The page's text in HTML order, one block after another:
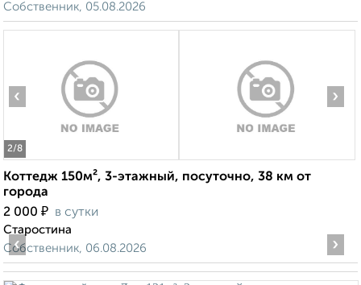
Собственник, 05.08.2026
2/8
‹ ›
Коттедж 150м², 3-этажный, посуточно, 38 км от
города
2 000 ₽ в сутки
Старостина
Собственник, 06.08.2026
‹ ›